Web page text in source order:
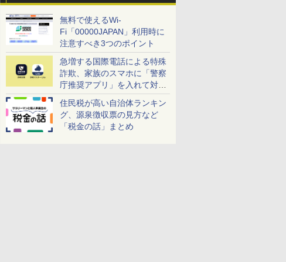
無料で使えるWi-
Fi「00000JAPAN」利用時に
注意すべき3つのポイント
急増する国際電話による特殊
詐欺、家族のスマホに「警察
庁推奨アプリ」を入れて対策
しよう！
住民税が高い自治体ランキン
グ、源泉徴収票の見方など
「税金の話」まとめ